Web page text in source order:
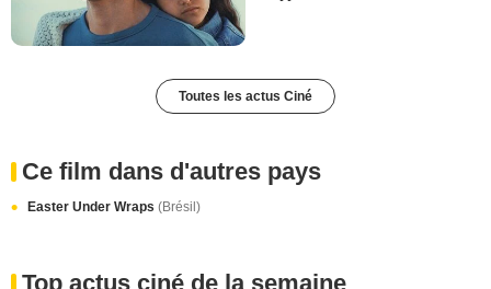
Toutes les actus Ciné
Ce film dans d'autres pays
Easter Under Wraps (Brésil)
Top actus ciné de la semaine